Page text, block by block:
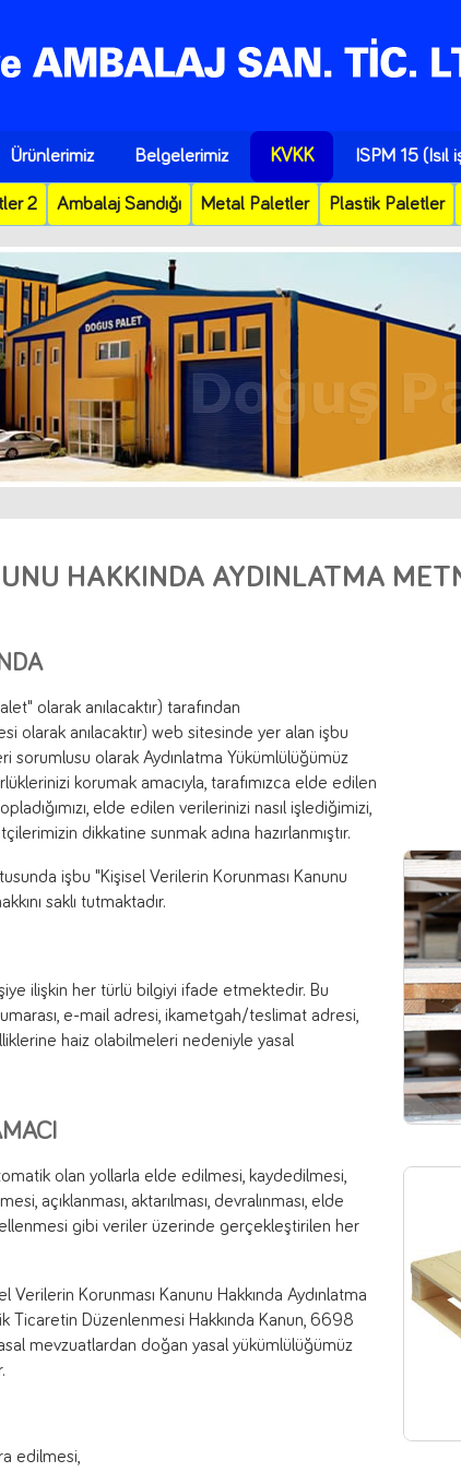
Ürünlerimiz Belgelerimiz KVKK ISPM 15 (Isıl
2 Ambalaj Sandığı Metal Paletler Plastik Paletler
HAKKINDA AYDINLATMA
olarak anılacaktır) tarafından
anılacaktır) web sitesinde yer alan işbu
sorumlusu olarak Aydınlatma Yükümlülüğümüz
korumak amacıyla, tarafımızca elde edilen
elde edilen verilerinizi nasıl işlediğimizi,
dikkatine sunmak adına hazırlanmıştır.
işbu "Kişisel Verilerin Korunması Kanunu
saklı tutmaktadır.
ilişkin her türlü bilgiyi ifade etmektedir. Bu
e-mail adresi, ikametgah/teslimat adresi,
haiz olabilmeleri nedeniyle yasal
olan yollarla elde edilmesi, kaydedilmesi,
açıklanması, aktarılması, devralınması, elde
gibi veriler üzerinde gerçekleştirilen her
Korunması Kanunu Hakkında Aydınlatma
Ticaretin Düzenlenmesi Hakkında Kanun, 6698
mevzuatlardan doğan yasal yükümlülüğümüz
edilmesi,